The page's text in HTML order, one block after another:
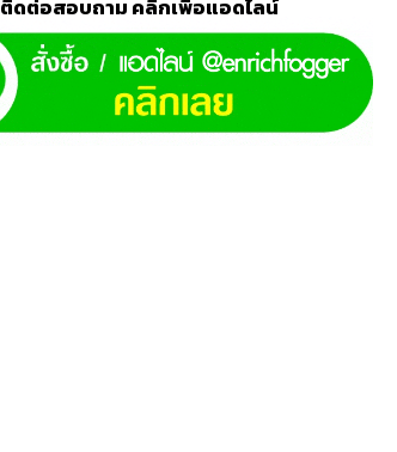
ติดต่อสอบถาม คลิกเพื่อแอดไลน์